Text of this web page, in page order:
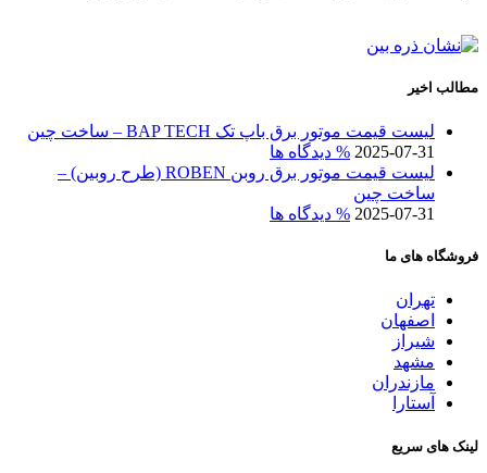
مطالب اخیر
لیست قیمت موتور برق باپ تک BAP TECH – ساخت چین
2025-07-31 % دیدگاه ها
لیست قیمت موتور برق روبن ROBEN (طرح روبین) –
ساخت چین
2025-07-31 % دیدگاه ها
فروشگاه های ما
تهران
اصفهان
شیراز
مشهد
مازندران
آستارا
لینک های سریع